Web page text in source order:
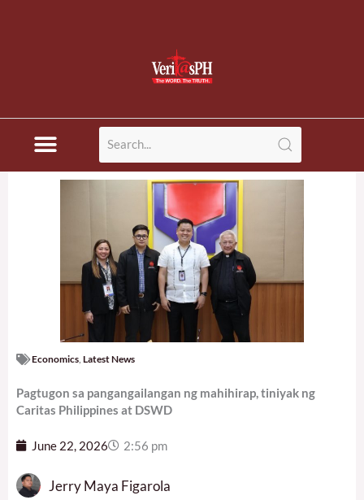
Economics Latest News
Pagtugon sa pangangailangan ng mahihirap, tiniyak ng
Caritas Philippines at DSWD
June 22, 2026 2:56 pm
Jerry Maya Figarola